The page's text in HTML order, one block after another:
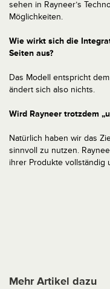
sehen in Rayneer’s
Möglichkeiten.
Wie wirkt sich die
Seiten aus?
Das Modell entspricht
ändert sich also nichts.
Wird Rayneer trotzdem
Natürlich haben wir das
sinnvoll zu nutzen.
ihrer Produkte vollständig
Mehr Artikel dazu